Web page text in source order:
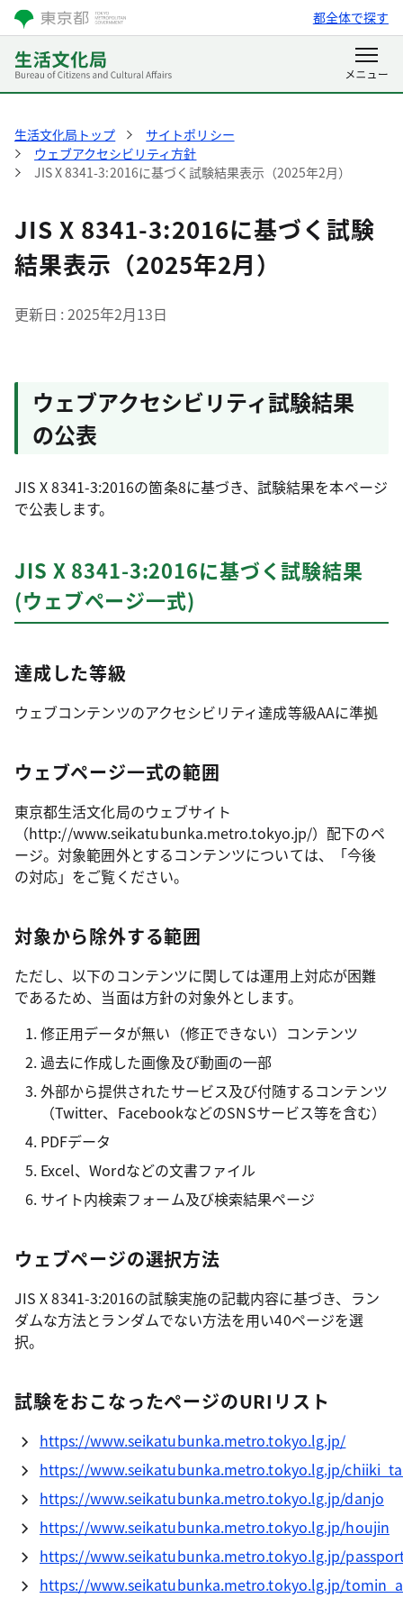
都全体で探す
生活文化局トップ
サイトポリシー
ウェブアクセシビリティ方針
JIS X 8341-3:2016に基づく試験結果表示（2025年2月）
JIS X 8341-3:2016に基づく試験
結果表示（2025年2月）
更新日 2025年2月13日
ウェブアクセシビリティ試験結果
の公表
JIS X 8341-3:2016の箇条8に基づき、試験結果を本ページ
で公表します。
JIS X 8341-3:2016に基づく試験結果
(ウェブページ一式)
達成した等級
ウェブコンテンツのアクセシビリティ達成等級AAに準拠
ウェブページ一式の範囲
東京都生活文化局のウェブサイト
（http://www.seikatubunka.metro.tokyo.jp/）配下のペ
ージ。対象範囲外とするコンテンツについては、「今後
の対応」をご覧ください。
対象から除外する範囲
ただし、以下のコンテンツに関しては運用上対応が困難
であるため、当面は方針の対象外とします。
修正用データが無い（修正できない）コンテンツ
過去に作成した画像及び動画の一部
外部から提供されたサービス及び付随するコンテンツ
（Twitter、FacebookなどのSNSサービス等を含む）
PDFデータ
Excel、Wordなどの文書ファイル
サイト内検索フォーム及び検索結果ページ
ウェブページの選択方法
JIS X 8341-3:2016の試験実施の記載内容に基づき、ラン
ダムな方法とランダムでない方法を用い40ページを選
択。
試験をおこなったページのURIリスト
https://www.seikatubunka.metro.tokyo.lg.jp/
https://www.seikatubunka.metro.tokyo.lg.jp/
https://www.seikatubunka.metro.tokyo.lg.jp/danjo
https://www.seikatubunka.metro.tokyo.lg.jp/houjin
https://www.seikatubunka.metro.tokyo.lg.jp/
https://www.seikatubunka.metro.tokyo.lg.jp/